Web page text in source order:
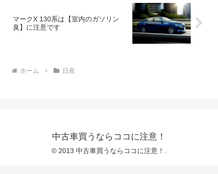
マークX 130系は【室内のガソリン
臭】に注意です
ホーム 日産
中古車買うならココに注意！
© 2013 中古車買うならココに注意！.